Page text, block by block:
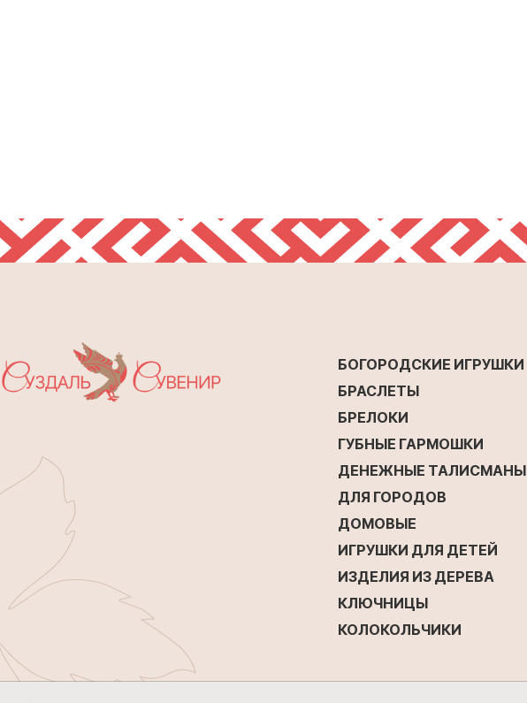
БОГОРОДСКИЕ ИГРУШКИ
БРАСЛЕТЫ
БРЕЛОКИ
ГУБНЫЕ ГАРМОШКИ
ДЕНЕЖНЫЕ ТАЛИСМАНЫ
ДЛЯ ГОРОДОВ
ДОМОВЫЕ
ИГРУШКИ ДЛЯ ДЕТЕЙ
ИЗДЕЛИЯ ИЗ ДЕРЕВА
КЛЮЧНИЦЫ
КОЛОКОЛЬЧИКИ